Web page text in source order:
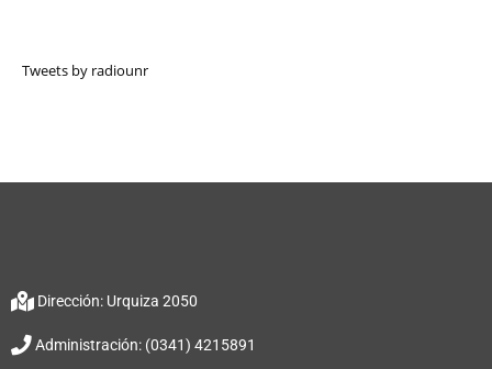
Tweets by radiounr
Dirección: Urquiza 2050
Administración: (0341) 4215891